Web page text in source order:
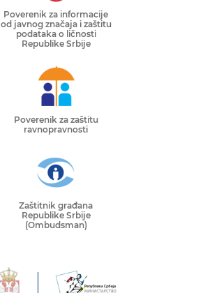
Poverenik za informacije
od javnog značaja i zaštitu
podataka o ličnosti
Republike Srbije
Poverenik za zaštitu
ravnopravnosti
Zaštitnik građana
Republike Srbije
(Ombudsman)